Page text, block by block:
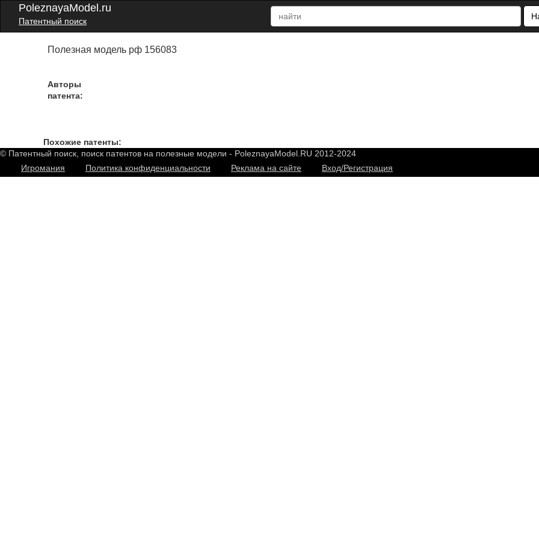
PoleznayaModel.ru
Патентный поиск
Полезная модель рф 156083
Авторы
патента:
Похожие патенты:
© Патентный поиск, поиск патентов на полезные модели - PoleznayaModel.RU 2012-2024
Игромания
Политика конфиденциальности Реклама на сайте Вход/Регистрация